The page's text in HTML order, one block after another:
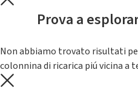
Prova a
Non abbiamo trovato risultati
colonnina di ricarica piú vicina a